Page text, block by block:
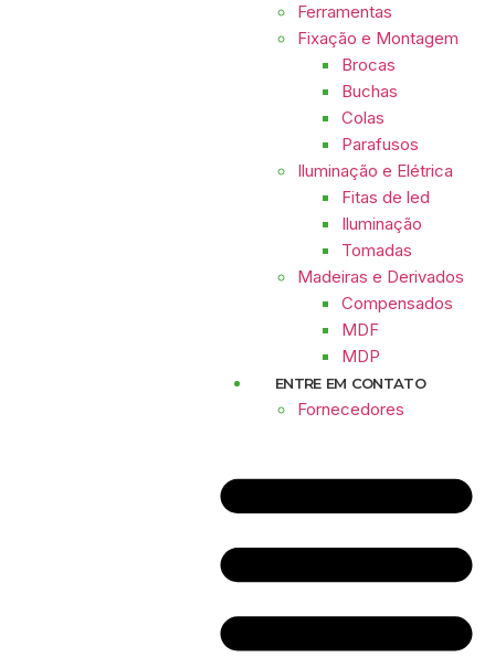
Ferramentas
Fixação e Montagem
Brocas
Buchas
Colas
Parafusos
Iluminação e Elétrica
Fitas de led
Iluminação
Tomadas
Madeiras e Derivados
Compensados
MDF
MDP
ENTRE EM CONTATO
Fornecedores